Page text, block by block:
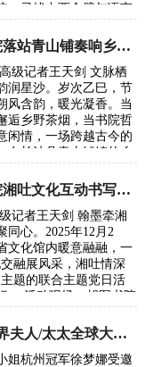
，寻找中西合璧与语言
…
胡图书院落站青山铺奏响乡土文化振兴新声
级记者王天剑 文脉栖
润星沙。岁次乙巳，节
风含韵，暖光凝香。当
逅乡野茶烟，当书院哲
闲情，一场跨越古今的
在长沙县青山铺镇的乡
胡图书院湘吐文化互动书写民族团结新章
记者王天剑 翰墨牵湘
同心。2025年12月2
文化馆内暖意融融，一
融展风采，湘吐情深
题的联合主题党日活
。 活动现场，胡图书院
亲”…
2025“世界夫人/太太全球大赛大湾区总决赛在深圳落幕
姐杭州冠军徐梦娜受邀